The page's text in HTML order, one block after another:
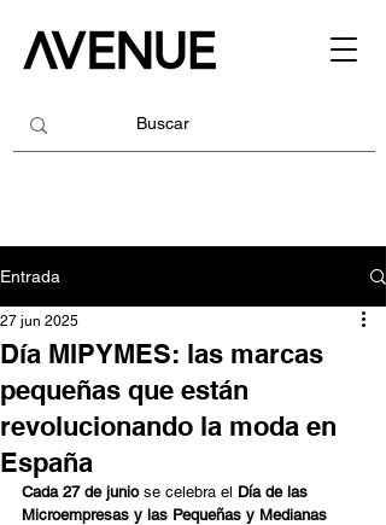
Entrada
Día MIPYMES: las marcas
pequeñas que están
revolucionando la moda en
España
27 jun 2025
Cada 27 de junio se celebra el Día de las
Microempresas y las Pequeñas y Medianas